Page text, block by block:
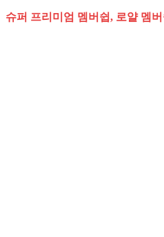
슈퍼 프리미엄 멤버쉽, 로얄 멤